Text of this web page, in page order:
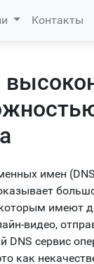
Контакты
имен
имеют
видео,
сервис
как